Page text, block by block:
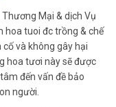
Mại & dịch Vụ
hoa tuoi đc trồng & chế
và không gây hại
hoa tươi này sẽ được
đến vấn đề bảo
người.